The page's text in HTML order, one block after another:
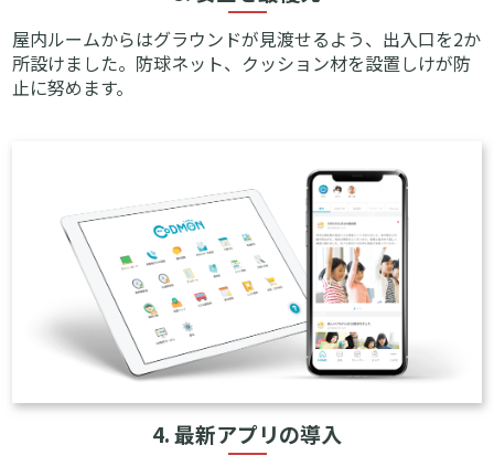
屋内ルームからはグラウンドが見渡せるよう、出入口を2か
所設けました。防球ネット、クッション材を設置しけが防
止に努めます。
4. 最新アプリの導入